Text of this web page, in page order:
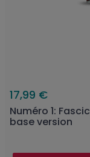
17,99 €
Numéro 1:
base version